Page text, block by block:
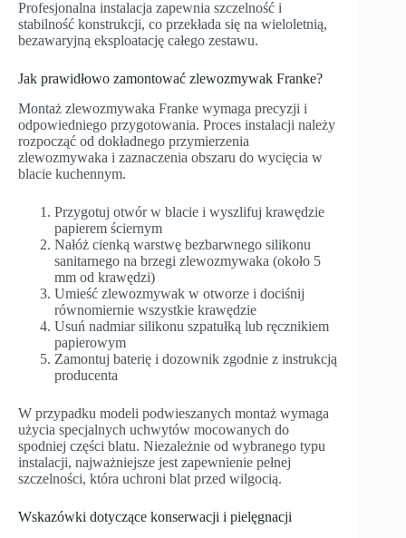
Profesjonalna instalacja zapewnia szczelność i
stabilność konstrukcji, co przekłada się na wieloletnią,
bezawaryjną eksploatację całego zestawu.
Jak prawidłowo zamontować zlewozmywak Franke?
Montaż zlewozmywaka Franke wymaga precyzji i
odpowiedniego przygotowania. Proces instalacji należy
rozpocząć od dokładnego przymierzenia
zlewozmywaka i zaznaczenia obszaru do wycięcia w
blacie kuchennym.
Przygotuj otwór w blacie i wyszlifuj krawędzie
papierem ściernym
Nałóż cienką warstwę bezbarwnego silikonu
sanitarnego na brzegi zlewozmywaka (około 5
mm od krawędzi)
Umieść zlewozmywak w otworze i dociśnij
równomiernie wszystkie krawędzie
Usuń nadmiar silikonu szpatułką lub ręcznikiem
papierowym
Zamontuj baterię i dozownik zgodnie z instrukcją
producenta
W przypadku modeli podwieszanych montaż wymaga
użycia specjalnych uchwytów mocowanych do
spodniej części blatu. Niezależnie od wybranego typu
instalacji, najważniejsze jest zapewnienie pełnej
szczelności, która uchroni blat przed wilgocią.
Wskazówki dotyczące konserwacji i pielęgnacji